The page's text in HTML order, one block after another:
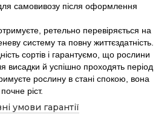
самовивозу після оформлення
ретельно перевіряється на
систему та повну життєздатність.
сортів і гарантуємо, що рослини
висадки й успішно проходять період
рослину в стані спокою, вона
ріст.
умови гарантії